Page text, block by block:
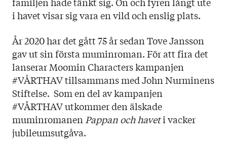
i havet visar sig vara en vild och enslig plats.
År 2020 har det gått 75 år sedan Tove Jansson
gav ut sin första muminroman. För att fira det
lanserar Moomin Characters kampanjen
#VÅRTHAV tillsammans med John Nurminens
Stiftelse. Som en del av kampanjen
#VÅRTHAV utkommer den älskade
muminromanen Pappan och haveti vacker
jubileumsutgåva.